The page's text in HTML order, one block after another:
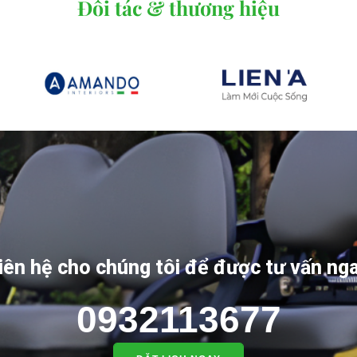
Đối tác & thương hiệu
hệ cho chúng tôi để được tư vấn
0932113677